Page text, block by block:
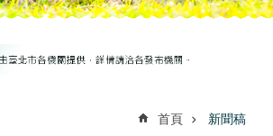
首頁 新聞稿